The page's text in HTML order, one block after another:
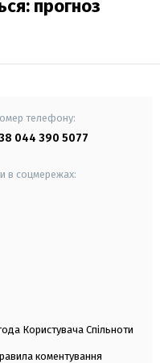
прогноз
телефону:
044 390 5077
в соцмережах:
Користувача Спільноти
коментування